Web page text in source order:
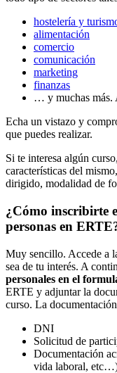
hostelería y
alimentación
comercio
comunicación
marketing
finanzas
… y muchas más.
Echa un vistazo y
que puedes realizar.
Si te interesa algún
características del
dirigido, modalidad de
¿Cómo inscribirte
personas en
Muy sencillo. Accede a
sea de tu interés. A
personales en el
ERTE y adjuntar la
curso. La
DNI
Solicitud de
Documentación
vida laboral,